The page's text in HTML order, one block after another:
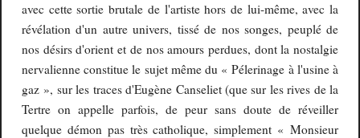
avec cette sortie brutale de l'artiste hors de lui-même, avec la
révélation d'un autre univers, tissé de nos songes, peuplé de
nos désirs d'orient et de nos amours perdues, dont la nostalgie
nervalienne constitue le sujet même du « Pélerinage à l'usine à
gaz », sur les traces d'Eugène Canseliet (que sur les rives de la
Tertre on appelle parfois, de peur sans doute de réveiller
quelque démon pas très catholique, simplement « Monsieur